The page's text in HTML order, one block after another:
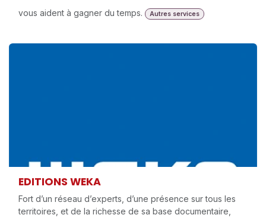
vous aident à gagner du temps.
Autres services
EDITIONS WEKA
Fort d’un réseau d’experts, d’une présence sur tous les
territoires, et de la richesse de sa base documentaire,